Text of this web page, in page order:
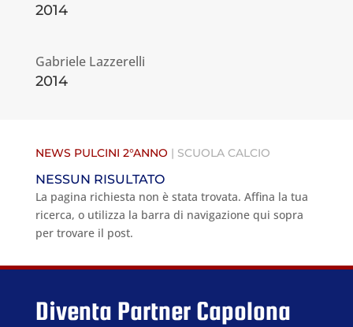
2014
Gabriele Lazzerelli
2014
NEWS PULCINI 2°ANNO | SCUOLA CALCIO
NESSUN RISULTATO
La pagina richiesta non è stata trovata. Affina la tua
ricerca, o utilizza la barra di navigazione qui sopra
per trovare il post.
Diventa Partner Capolona